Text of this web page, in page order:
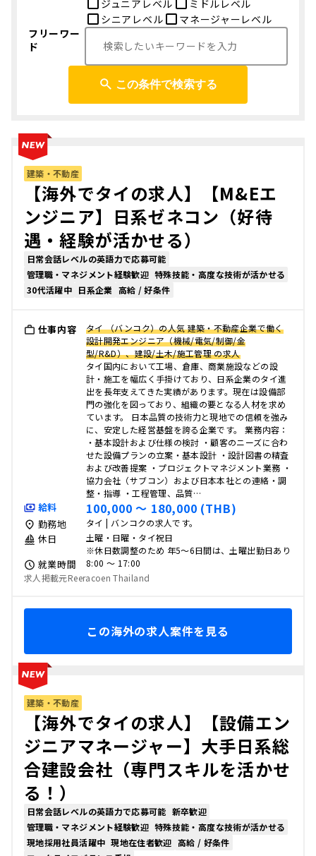
ジュニアレベル
ミドルレベル
シニアレベル
マネージャーレベル
フリーワー
ド
この条件で検索する
建築・不動産
【海外でタイの求人】【M&Eエ
ンジニア】日系ゼネコン（好待
遇・経験が活かせる）
日常会話レベルの英語力で応募可能
管理職・マネジメント経験歓迎 特殊技能・高度な技術が活かせる
30代活躍中 日系企業 高給 / 好条件
仕事内容
タイ （バンコク）の人気 建築・不動産企業で働く
設計開発エンジニア（機械/電気/制御/金
型/R&D）、建設/土木/施工管理 の求人
タイ国内において工場、倉庫、商業施設などの設
計・施工を幅広く手掛けており、日系企業のタイ進
出を長年支えてきた実績があります。現在は設備部
門の強化を図っており、組織の要となる人材を求め
ています。 日本品質の技術力と現地での信頼を強み
に、安定した経営基盤を誇る企業です。 業務内容：
・基本設計および仕様の検討 ・顧客のニーズに合わ
せた設備プランの立案・基本設計 ・設計図書の精査
および改善提案 ・プロジェクトマネジメント業務 ・
協力会社（サブコン）および日本本社との連絡・調
整・指導 ・工程管理、品質…
給料 100,000 〜 180,000 (THB)
勤務地 タイ | バンコクの求人です。
休日
土曜・日曜・タイ祝日
※休日数調整のため 年5～6日間は、土曜出勤日あり
就業時間
8:00 〜 17:00
求人掲載元Reeracoen Thailand
この海外の求人案件を見る
建築・不動産
【海外でタイの求人】【設備エン
ジニアマネージャー】大手日系総
合建設会社（専門スキルを活かせ
る！）
日常会話レベルの英語力で応募可能 新卒歓迎
管理職・マネジメント経験歓迎 特殊技能・高度な技術が活かせる
現地採用社員活躍中 現地在住者歓迎 高給 / 好条件